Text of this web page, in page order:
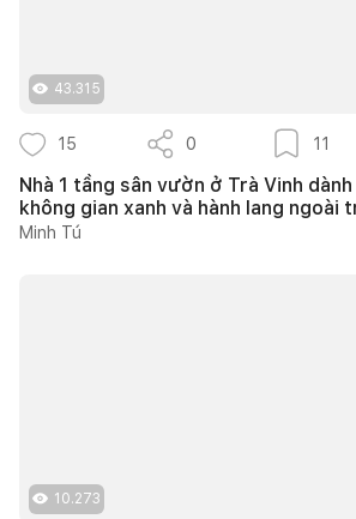
43.315
15 0 11
Nhà 1 tầng sân vườn ở Trà Vinh
không gian xanh và hành lang ngoài
Minh Tú
10.273